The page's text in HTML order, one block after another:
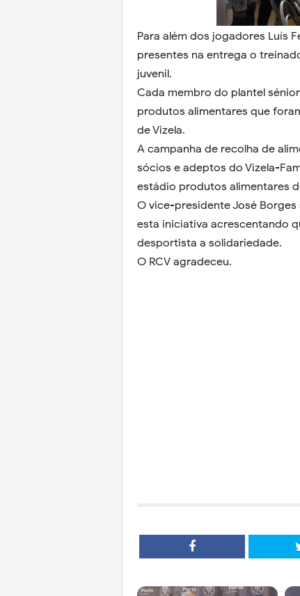
Para além dos jogadores Luís
presentes na entrega o
juvenil.
Cada membro do plantel
produtos alimentares que
de Vizela.
A campanha de recolha de
sócios e adeptos do Vizela-
estádio produtos alimentares
O vice-presidente José
esta iniciativa acrescentando
desportista a solidariedade.
O RCV agradeceu.